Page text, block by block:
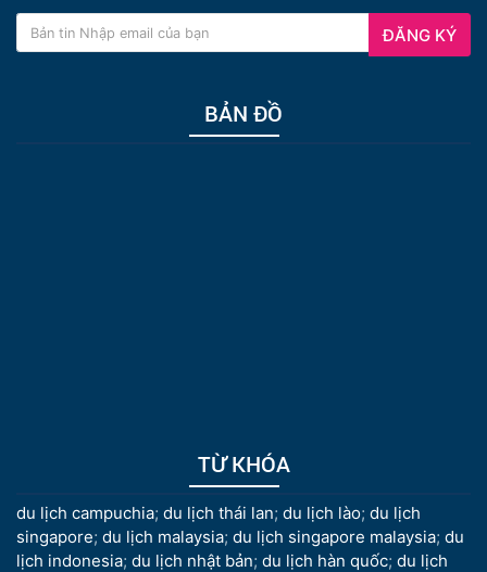
ĐĂNG KÝ
BẢN ĐỒ
TỪ KHÓA
du lịch campuchia; du lịch thái lan; du lịch lào; du lịch
singapore; du lịch malaysia; du lịch singapore malaysia; du
lịch indonesia; du lịch nhật bản; du lịch hàn quốc; du lịch